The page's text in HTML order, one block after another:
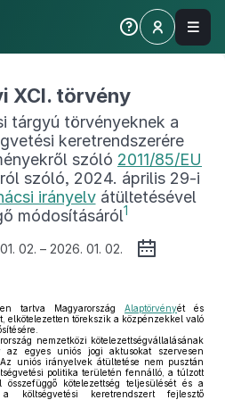
XCI. törvény
tárgyú törvényeknek a
keretrendszerére
szóló 2011/85/EU
szóló, 2024. április 29-i
irányelvátültetésével
módosításáról1
02. – 2026. 01. 02.
tartva Magyarország Alaptörvényét és
elkötelezetten törekszik a közpénzekkel való
nemzetközi kötelezettségvállalásának
az egyes uniós jogi aktusokat szervesen
uniós irányelvek átültetése nem pusztán
politika területén fennálló, a túlzott
összefüggő kötelezettség teljesülését és a
költségvetési keretrendszert fejlesztő